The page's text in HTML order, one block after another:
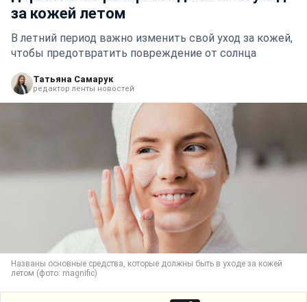
за кожей летом
В летний период важно изменить свой уход за кожей,
чтобы предотвратить повреждение от солнца
Татьяна Самарук
редактор ленты новостей
Названы основные средства, которые должны быть в уходе за кожей
летом (фото: magnific)